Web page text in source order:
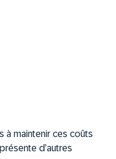
à maintenir ces coûts
d’autres